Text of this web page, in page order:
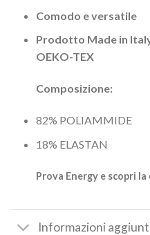
Comodo e versatile
Prodotto Made in
OEKO-TEX
Composizione:
82% POLIAMMIDE
18% ELASTAN
Prova Energy e scopri
Informazioni